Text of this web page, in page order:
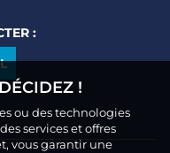
:
!
ou des technologies
services et offres
vous garantir une